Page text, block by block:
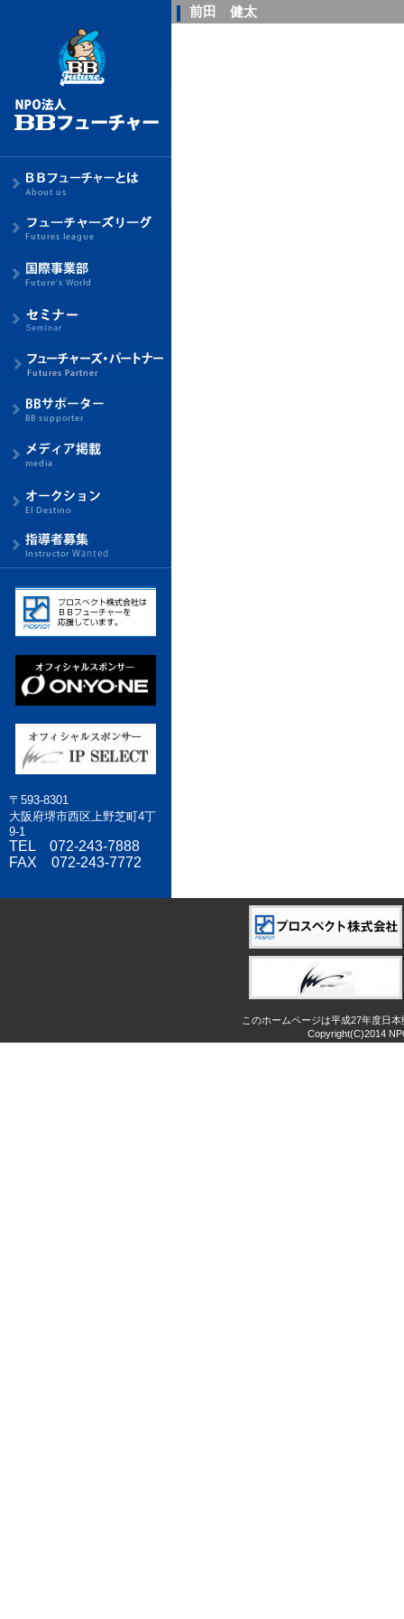
前田 健太
〒593-8301
大阪府堺市西区上野芝町4丁
9-1
TEL 072-243-7888
FAX 072-243-7772
このホームページは平成27年度日
Copyright(C)2014